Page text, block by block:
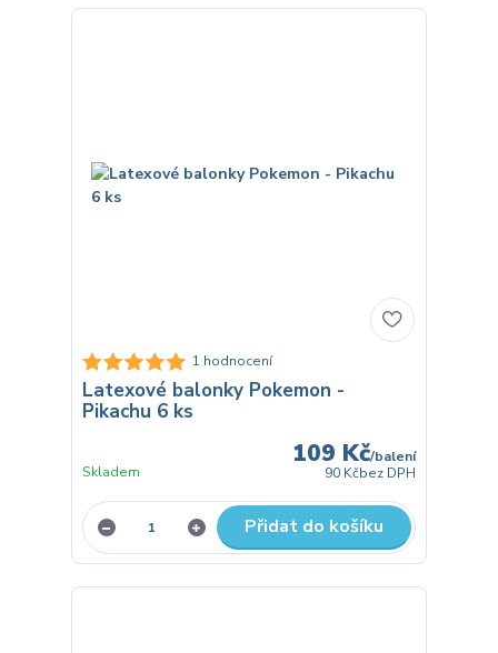
1 hodnocení
Latexové balonky Pokemon -
Pikachu 6 ks
109 Kč/balení
90 Kčbez DPH
Skladem
Přidat do košíku